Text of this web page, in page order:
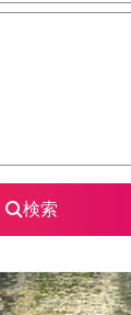
検索